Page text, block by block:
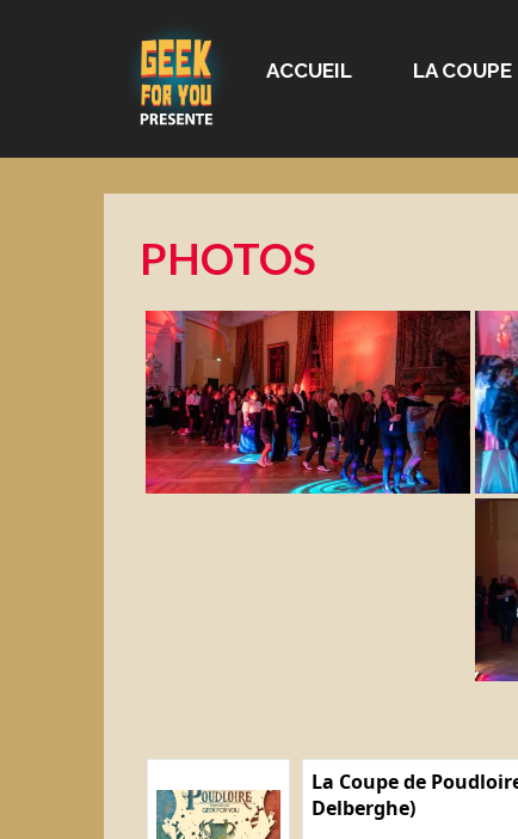
ACCUEIL LA
PHOTOS
La Coupe de
Delberghe)